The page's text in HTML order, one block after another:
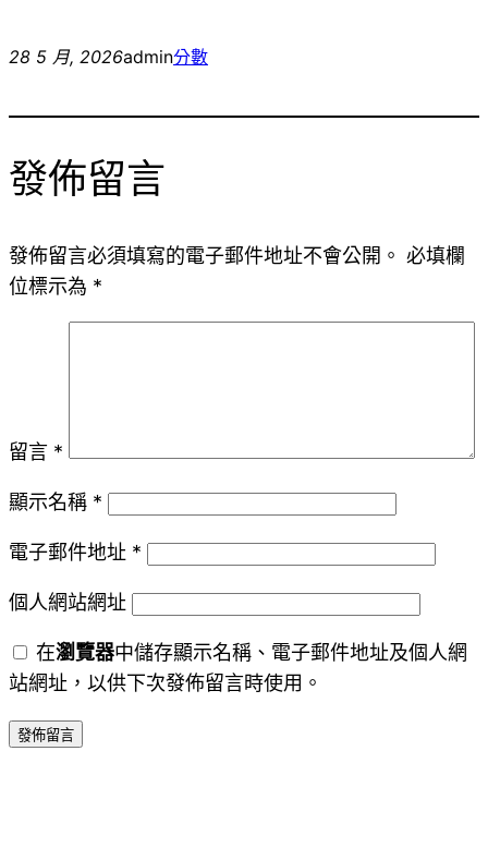
28 5 月, 2026admin分數
發佈留言
發佈留言必須填寫的電子郵件地址不會公開。 必填欄
位標示為 *
留言 *
顯示名稱 *
電子郵件地址 *
個人網站網址
在瀏覽器中儲存顯示名稱、電子郵件地址及個人網
站網址，以供下次發佈留言時使用。